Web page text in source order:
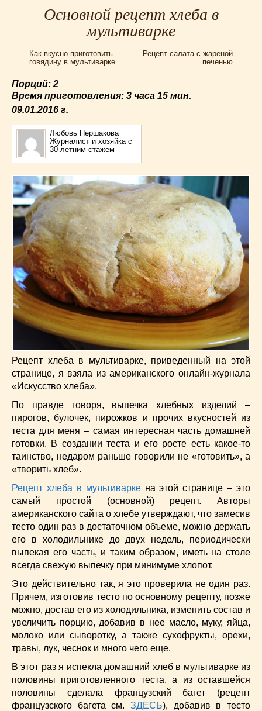
Для мультиварки Филипс
(24)
Запеканки(25)
Итальянская кухня
Картошка(32)
Каши(24)
Кексы(43)
Китайская кухня(15)
Лучшие(9)
Макароны(18)
Мексиканская кухня(9)
Мясные блюда (119)
Напитки(4)
Немецкая кухня(10)
Необычные (49)
Низкокалорийные(33)
Новогодние(57)
Новости
(54)
О жизни(25)
Овощи(98)
(17)
Печенье (13)
Пироги(55)
Польская кухня(21)
Постные(52)
Праздничные блюда
(63)
Простые(102)
(81)
Рыба(45)
Советы
Соусы(8)
Супы (45)
Торты
(52)
Украинская кухня(129)
Фасоль
Фото еды(10)
Французская кухня(22)
(21)
Что приготовить из тыквы(14)
Что приготовить на завтрак?(68)
Что приготовить на ужин?(254)
Японская кухня(16)
Основной рецепт хлеба в
мультиварке
Как вкусно приготовить
говядину в мультиварке
Рецепт салата с жареной
печенью
Порций: 2
Время приготовления: 3 часа 15 мин.
09.01.2016 г.
Любовь Першакова
Журналист и хозяйка с
30-летним стажем
Рецепт хлеба в мультиварке, приведенный на этой
странице, я взяла из американского онлайн-журнала
«Искусство хлеба».
По правде говоря, выпечка хлебных изделий –
пирогов, булочек, пирожков и прочих вкусностей из
теста для меня – самая интересная часть домашней
готовки. В создании теста и его росте есть какое-то
таинство, недаром раньше говорили не «готовить», а
«творить хлеб».
Рецепт хлеба в мультиваркена этой странице – это
самый простой (основной) рецепт. Авторы
американского сайта о хлебе утверждают, что замесив
тесто один раз в достаточном объеме, можно держать
его в холодильнике до двух недель, периодически
выпекая его часть, и таким образом, иметь на столе
всегда свежую выпечку при минимуме хлопот.
Это действительно так, я это проверила не один раз.
Причем, изготовив тесто по основному рецепту, позже
можно, достав его из холодильника, изменить состав и
увеличить порцию, добавив в нее масло, муку, яйца,
молоко или сыворотку, а также сухофрукты, орехи,
травы, лук, чеснок и много чего еще.
В этот раз я испекла домашний хлеб в мультиварке из
половины приготовленного теста, а из оставшейся
половины сделала французский багет (рецепт
французского багета см. ЗДЕСЬ), добавив в тесто